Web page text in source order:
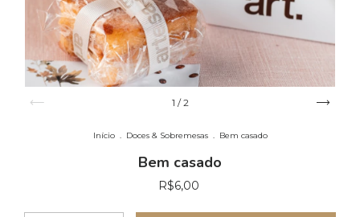
1 /2
Início . Doces & Sobremesas . Bem casado
Bem casado
R$6,00